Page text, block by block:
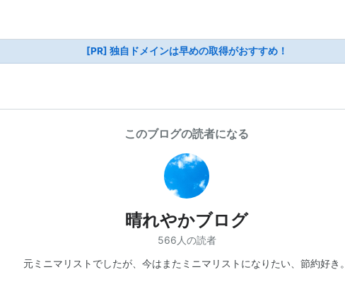
[PR] 独自ドメインは早めの取得がおすすめ！
このブログの読者になる
晴れやかブログ
566人の読者
元ミニマリストでしたが、今はまたミニマリストになりたい、節約好き